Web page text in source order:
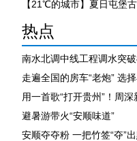
热点
南水北调中线工程调水突
走遍全国的房车“老炮” 选
避暑游带火“安顺味道”
安顺夺夺粉 一把竹签“夺”